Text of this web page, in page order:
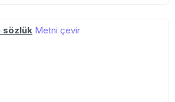
sözlük Metni çevir